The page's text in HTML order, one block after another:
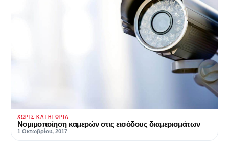
ΧΩΡΊΣ ΚΑΤΗΓΟΡΊΑ
Νομιμοποίηση καμερών στις εισόδους διαμερισμάτων
1 Οκτωβρίου, 2017